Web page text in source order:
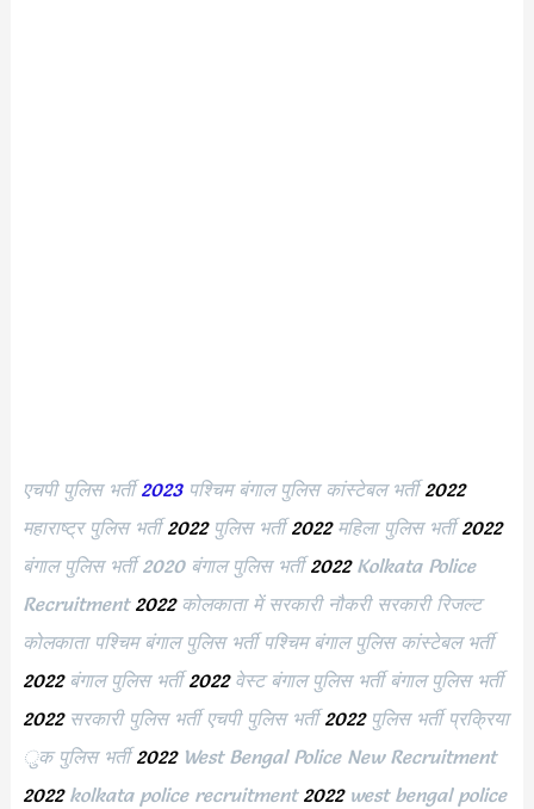
एचपी पुलिस भर्ती 2023पश्चिम बंगाल पुलिस कांस्टेबल भर्ती 2022
महाराष्ट्र पुलिस भर्ती 2022पुलिस भर्ती 2022महिला पुलिस भर्ती 2022
बंगाल पुलिस भर्ती 2020 बंगाल पुलिस भर्ती 2022Kolkata Police
Recruitment 2022कोलकाता में सरकारी नौकरी सरकारी रिजल्ट
कोलकाता पश्चिम बंगाल पुलिस भर्ती पश्चिम बंगाल पुलिस कांस्टेबल भर्ती
2022बंगाल पुलिस भर्ती 2022वेस्ट बंगाल पुलिस भर्ती बंगाल पुलिस भर्ती
2022सरकारी पुलिस भर्ती एचपी पुलिस भर्ती 2022पुलिस भर्ती प्रक्रिया
ुक पुलिस भर्ती 2022West Bengal Police New Recruitment
2022kolkata police recruitment 2022west bengal police